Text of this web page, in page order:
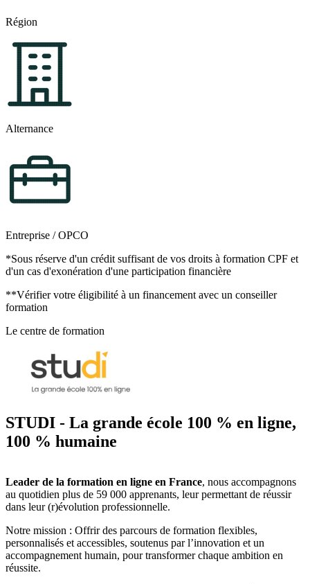
Région
Alternance
Entreprise / OPCO
*Sous réserve d'un crédit suffisant de vos droits à formation CPF et
d'un cas d'exonération d'une participation financière
**Vérifier votre éligibilité à un financement avec un conseiller
formation
Le centre de formation
STUDI - La grande école 100 % en ligne,
100 % humaine
Leader de la formation en ligne en France, nous accompagnons
au quotidien plus de 59 000 apprenants, leur permettant de réussir
dans leur (r)évolution professionnelle.
Notre mission : Offrir des parcours de formation flexibles,
personnalisés et accessibles, soutenus par l’innovation et un
accompagnement humain, pour transformer chaque ambition en
réussite.